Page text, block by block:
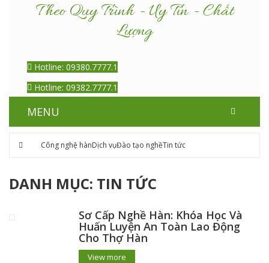
Theo Quy Trình - Uy Tín - Chất
Lượng
Hotline: 09380.7777.1
Hotline: 09382.7777.1
MENU
Công nghệ hànDịch vụĐào tạo nghềTin tức
DANH MỤC: TIN TỨC
Sơ Cấp Nghề Hàn: Khóa Học Và
Huấn Luyện An Toàn Lao Động
Cho Thợ Hàn
View more